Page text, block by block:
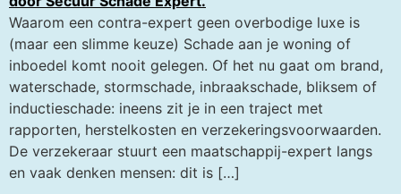
Waarom een contra-expert geen overbodige luxe is
(maar een slimme keuze) Schade aan je woning of
inboedel komt nooit gelegen. Of het nu gaat om brand,
waterschade, stormschade, inbraakschade, bliksem of
inductieschade: ineens zit je in een traject met
rapporten, herstelkosten en verzekeringsvoorwaarden.
De verzekeraar stuurt een maatschappij-expert langs
en vaak denken mensen: dit is […]